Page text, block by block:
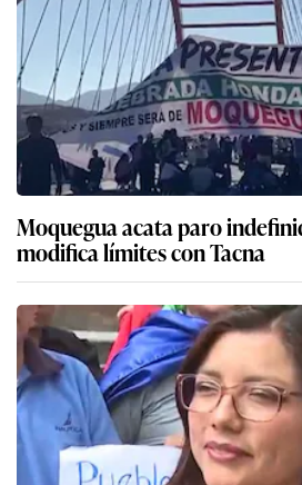
Paro en Moquegua:
presidente Balcázar
impacto en límites territoriales